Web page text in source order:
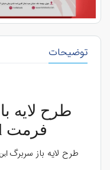
توضیحات
طرح لایه
فرمت psd طرح جدید
طرح لایه باز سربرگ